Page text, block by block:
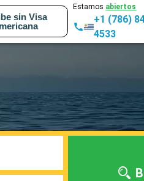
sin Visa
Estamos abiertos
+1 (786)
4533